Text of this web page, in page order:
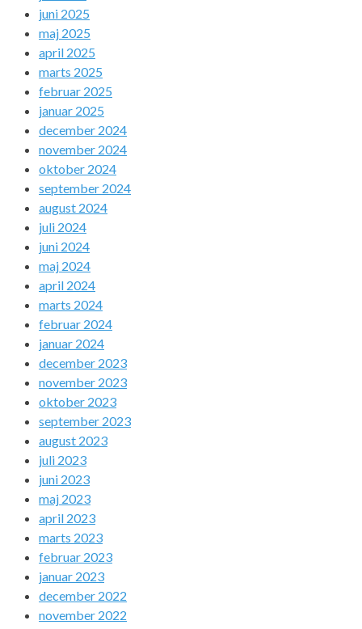
juni 2025
maj 2025
april 2025
marts 2025
februar 2025
januar 2025
december 2024
november 2024
oktober 2024
september 2024
august 2024
juli 2024
juni 2024
maj 2024
april 2024
marts 2024
februar 2024
januar 2024
december 2023
november 2023
oktober 2023
september 2023
august 2023
juli 2023
juni 2023
maj 2023
april 2023
marts 2023
februar 2023
januar 2023
december 2022
november 2022